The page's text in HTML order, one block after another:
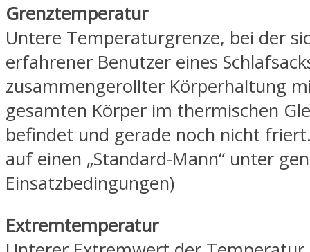
Grenztemperatur
Untere Temperaturgrenze, bei der
erfahrener Benutzer eines
zusammengerollter Körperhaltung
gesamten Körper im thermischen
befindet und gerade noch nicht
auf einen „Standard-Mann“ unter
Einsatzbedingungen)
Extremtemperatur